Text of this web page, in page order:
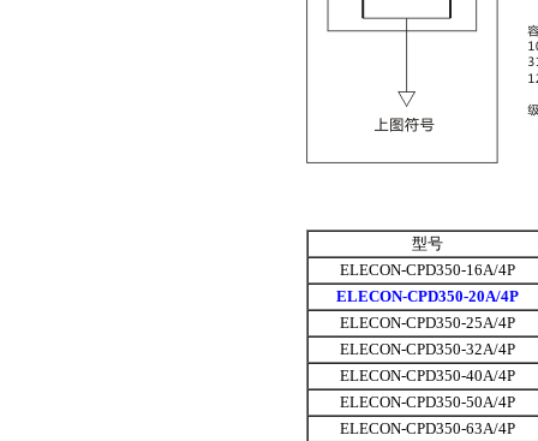
型号
ELECON-CPD350-16A/4P
ELECON-CPD350-20A/4P
ELECON-CPD350-25A/4P
ELECON-CPD350-32A/4P
ELECON-CPD350-40A/4P
ELECON-CPD350-50A/4P
ELECON-CPD350-63A/4P